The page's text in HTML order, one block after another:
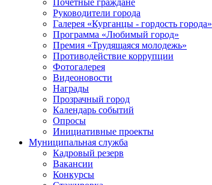
Почётные граждане
Руководители города
Галерея «Курганцы - гордость города»
Программа «Любимый город»
Премия «Трудящаяся молодежь»
Противодействие коррупции
Фотогалерея
Видеоновости
Награды
Прозрачный город
Календарь событий
Опросы
Инициативные проекты
Муниципальная служба
Кадровый резерв
Вакансии
Конкурсы